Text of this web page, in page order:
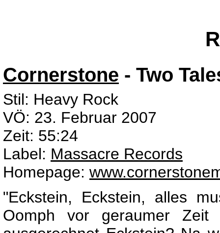
Cornerstone - Two
Stil: Heavy Rock
VÖ: 23. Februar 2007
Zeit: 55:24
Label: Massacre Records
Homepage:
"Eckstein, Eckstein, alles
Oomph vor geraumer